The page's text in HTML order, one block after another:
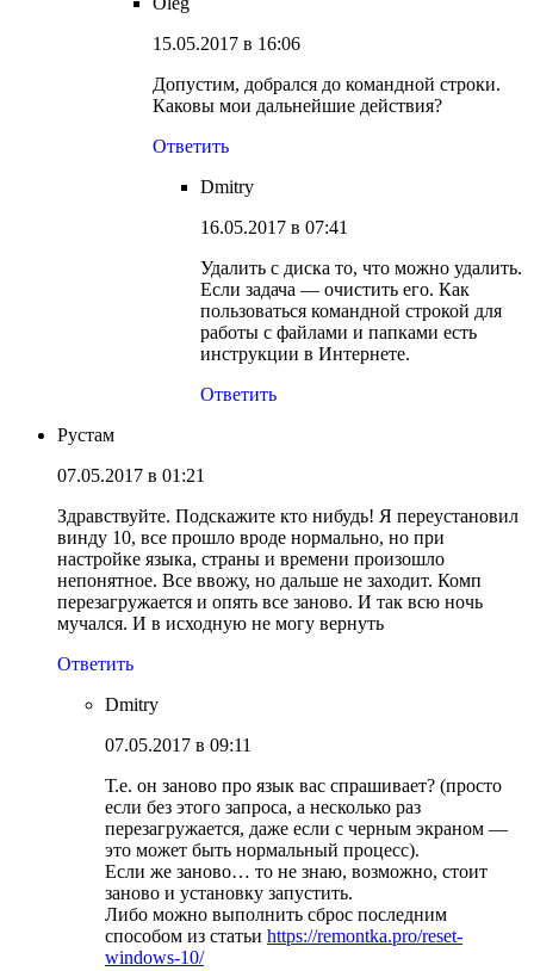
15.05.2017 в 16:06
Допустим, добрался до командной строки.
Каковы мои дальнейшие действия?
Ответить
Dmitry
16.05.2017 в 07:41
Удалить с диска то, что можно удалить.
Если задача — очистить его. Как
пользоваться командной строкой для
работы с файлами и папками есть
инструкции в Интернете.
Ответить
Рустам
07.05.2017 в 01:21
Здравствуйте. Подскажите кто нибудь! Я переустановил
винду 10, все прошло вроде нормально, но при
настройке языка, страны и времени произошло
непонятное. Все ввожу, но дальше не заходит. Комп
перезагружается и опять все заново. И так всю ночь
мучался. И в исходную не могу вернуть
Ответить
Dmitry
07.05.2017 в 09:11
Т.е. он заново про язык вас спрашивает? (просто
если без этого запроса, а несколько раз
перезагружается, даже если с черным экраном —
это может быть нормальный процесс).
Если же заново… то не знаю, возможно, стоит
заново и установку запустить.
Либо можно выполнить сброс последним
способом из статьи https://remontka.pro/reset-
windows-10/